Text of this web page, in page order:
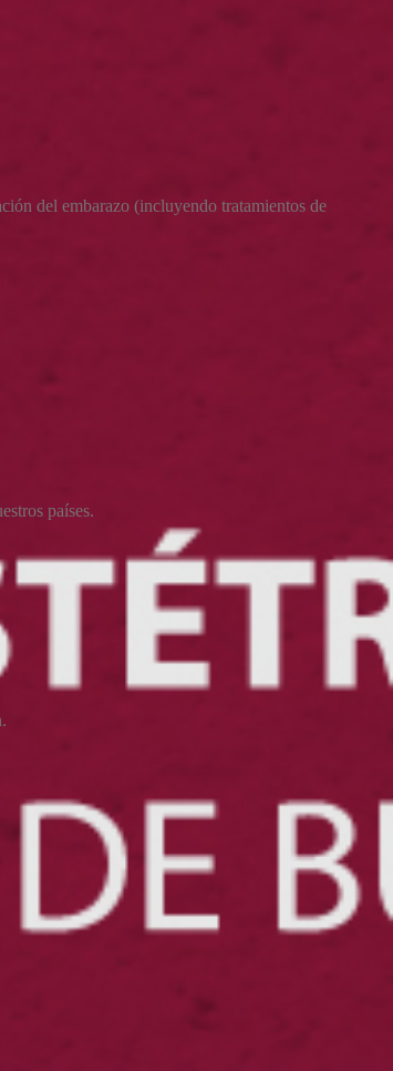
del embarazo (incluyendo tratamientos de
países.